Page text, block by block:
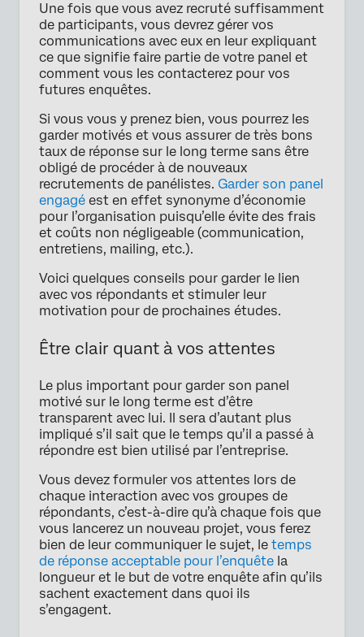
Une fois que vous avez recruté suffisamment
de participants, vous devrez gérer vos
communications avec eux en leur expliquant
ce que signifie faire partie de votre panel et
comment vous les contacterez pour vos
futures enquêtes.
Si vous vous y prenez bien, vous pourrez les
garder motivés et vous assurer de très bons
taux de réponse sur le long terme sans être
obligé de procéder à de nouveaux
recrutements de panélistes. Garder son panel
engagé est en effet synonyme d’économie
pour l’organisation puisqu’elle évite des frais
et coûts non négligeable (communication,
entretiens, mailing, etc.).
Voici quelques conseils pour garder le lien
avec vos répondants et stimuler leur
motivation pour de prochaines études.
Être clair quant à vos attentes
Le plus important pour garder son panel
motivé sur le long terme est d’être
transparent avec lui. Il sera d’autant plus
impliqué s’il sait que le temps qu’il a passé à
répondre est bien utilisé par l’entreprise.
Vous devez formuler vos attentes lors de
chaque interaction avec vos groupes de
répondants, c’est-à-dire qu’à chaque fois que
vous lancerez un nouveau projet, vous ferez
bien de leur communiquer le sujet, le temps
de réponse acceptable pour l’enquête la
longueur et le but de votre enquête afin qu’ils
sachent exactement dans quoi ils
s’engagent.